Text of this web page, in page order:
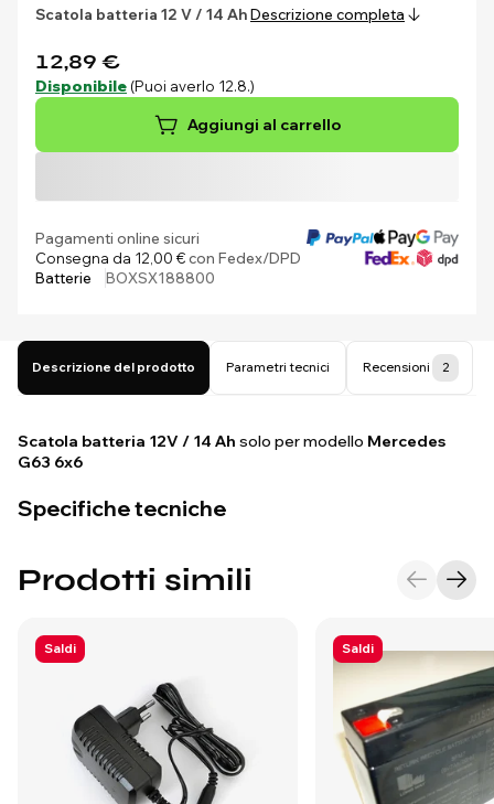
Scatola batteria 12 V / 14 AhDescrizione completa
12,89 €
Disponibile (Puoi averlo 12.8.)
Aggiungi al carrello
Pagamenti online sicuri
Consegna da 12,00 €con Fedex/DPD
Batterie
BOXSX188800
Descrizione del prodotto Parametri tecnici Recensioni 2
Scatola batteria 12V / 14 Ah solo per modello Mercedes
G63 6x6
Specifiche tecniche
Prodotti simili
Saldi Saldi